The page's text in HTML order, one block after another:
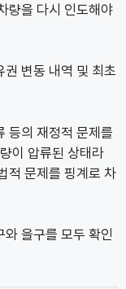
량을 다시 인도해야
권 변동 내역 및 최초
등의 재정적 문제를
이 압류된 상태라
적 문제를 핑계로 차
을구를 모두 확인